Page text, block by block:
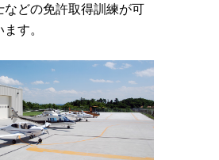
などの免許取得訓練が可
す。